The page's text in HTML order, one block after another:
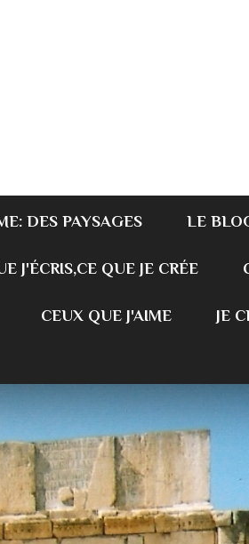
DES PAYSAGES LE
J'ÉCRIS,CE QUE JE CRÉE
CEUX QUE J'AIME JE